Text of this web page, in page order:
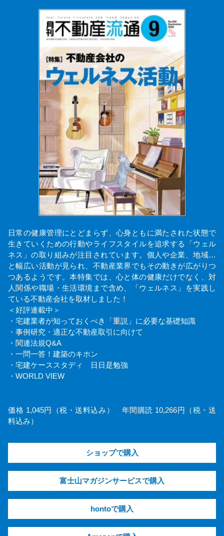
日常の健康管理にとどまらず、心身ともに満たされた状態で
生きていくための行動やライフスタイルを追求する「ウェル
ネス」の取り組みが注目されています。個人や企業、地域…
と幅広い活動が見られ、不動産業界でもその動きが広がりつ
つあるようです。本特集では、心と体の健康だけでなく、対
人関係や職場・生活環境まで含め、「ウェルネス」を実践し
ている不動産会社を取材しました！
＜好評連載中＞
・宅建業者が知っておくべき「重説」に必要な基礎知識
・事例研究・適正な不動産取引に向けて
・関連法規Q&A
・一問一答！建築のキホン
・宅建ケーススタディ 日日是勉強
・WORLD VIEW
価格 1,045円（税・送料込み） 年間購読 10,266円（税・送
料込み）
ショップで購入
富士山マガジンサービスで購入
hontoで購入